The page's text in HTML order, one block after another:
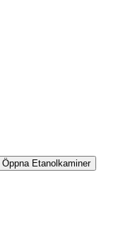
Öppna Etanolkaminer